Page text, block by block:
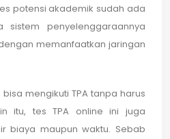
potensi akademik sudah ada
sistem penyelenggaraannya
memanfaatkan jaringan
mengikuti TPA tanpa harus
itu, tes TPA online ini juga
biaya maupun waktu. Sebab